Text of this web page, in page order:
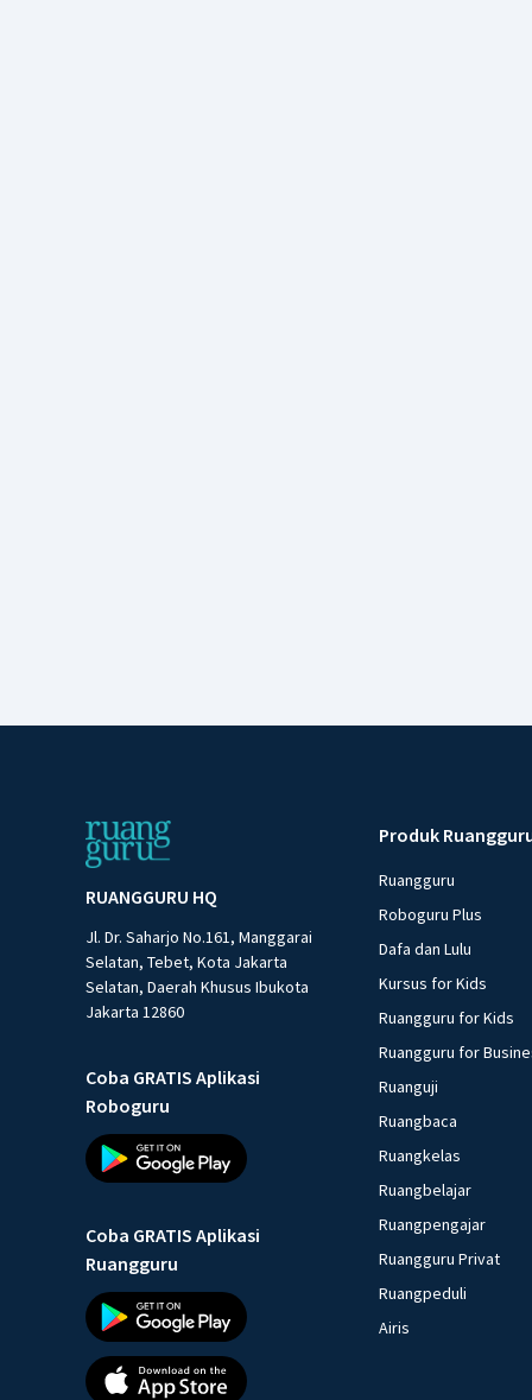
RUANGGURU HQ
Jl. Dr. Saharjo No.161, Manggarai
Selatan, Tebet, Kota Jakarta
Selatan, Daerah Khusus Ibukota
Jakarta 12860
Coba GRATIS Aplikasi
Roboguru
Coba GRATIS Aplikasi
Ruangguru
Produk
Ruangguru
Roboguru Plus
Dafa dan Lulu
Kursus for Kids
Ruangguru for Kids
Ruangguru for
Ruanguji
Ruangbaca
Ruangkelas
Ruangbelajar
Ruangpengajar
Ruangguru Privat
Ruangpeduli
Airis